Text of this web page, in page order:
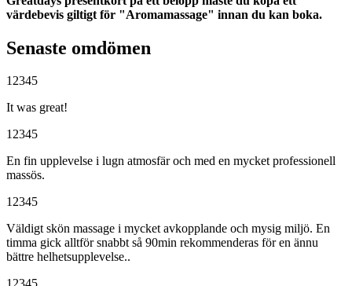
värdebevis giltigt för "Aromamassage" innan du kan boka.
Senaste omdömen
12345
It was great!
12345
En fin upplevelse i lugn atmosfär och med en mycket professionell
massös.
12345
Väldigt skön massage i mycket avkopplande och mysig miljö. En
timma gick alltför snabbt så 90min rekommenderas för en ännu
bättre helhetsupplevelse..